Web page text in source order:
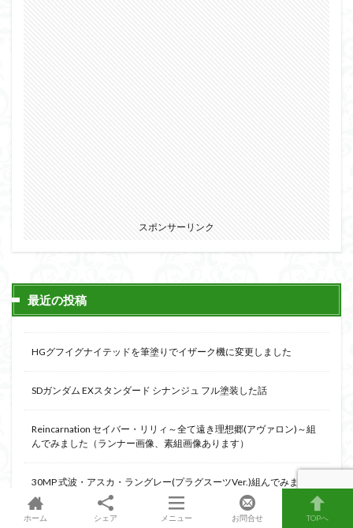
スポンサーリンク
最近の投稿
HGグフイグナイテッドを筆塗りでイザーク機に変更しました
SDガンダム EXスタンダード シナンジュ フル塗装した話
Reincarnation セイバー・リリィ～全て遠き理想郷(アヴァロン)～組
んでみました（ランナー画像、素組画像あります）
30MP 式波・アスカ・ラングレー(プラグスーツVer.)組んでみました
（ランナー画像、素組画像あります）
ホーム シェア メニュー お問合せ TOPへ